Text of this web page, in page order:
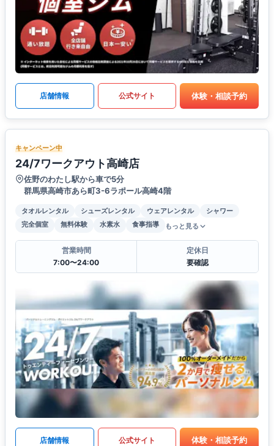
店舗情報 公式サイト 体験・相談予約
キャンペーン中
24/7ワークアウト高崎店
佐野のわたし駅から車で5分
群馬県高崎市あら町3-6ラポール高崎4階
タオルレンタル シューズレンタル ウェアレンタル
シャワー
完全個室
無料体験 水素水 食事指導 もっと見る
営業時間
7:00〜24:00
定休日
要確認
店舗情報 公式サイト 体験・相談予約